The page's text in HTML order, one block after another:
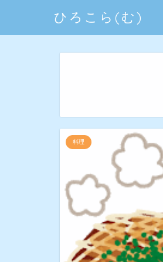
ひろこら(む)
料理